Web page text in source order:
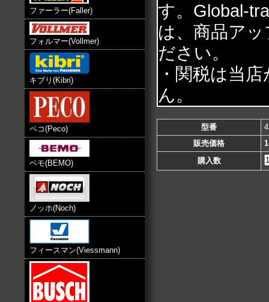
ファーラー(Faller)
フォルマー(Vollmer)
キブリ(Kibri)
ペコ(Peco)
ベモ(BEMO)
ノッホ(Noch)
フィースマン(Viessmann)
す。Global-
は、商品ア
ださい。
・関税は当
ん。
型番
販売価格
購入数